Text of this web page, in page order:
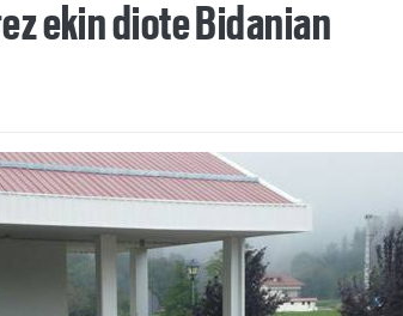
ekin diote Bidanian